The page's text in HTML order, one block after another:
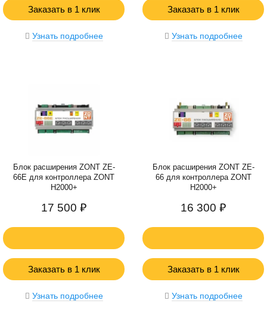
Заказать в 1 клик
Узнать подробнее
Заказать в 1 клик
Узнать подробнее
Блок расширения ZONT ZE-
66E для контроллера ZONT
H2000+
17 500 ₽
Заказать в 1 клик
Узнать подробнее
Блок расширения ZONT ZE-
66 для контроллера ZONT
H2000+
16 300 ₽
Заказать в 1 клик
Узнать подробнее